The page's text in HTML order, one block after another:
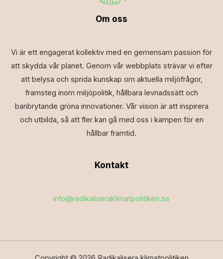
Om oss
Vi är ett engagerat kollektiv med en gemensam passion för
att skydda vår planet. Genom vår webbplats strävar vi efter
att belysa och sprida kunskap om aktuella miljöfrågor,
framsteg inom miljöpolitik, hållbara levnadssätt och
banbrytande gröna innovationer. Vår vision är att inspirera
och utbilda, så att fler kan gå med oss i kampen för en
hållbar framtid.
Kontakt
info@radikaliseraklimatpolitiken.se